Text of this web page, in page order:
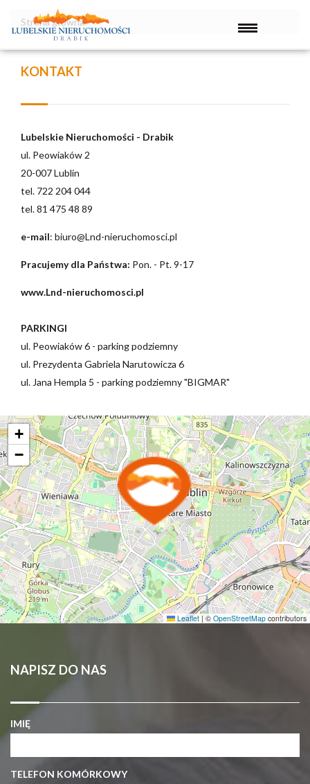
Strona główna
KONTAKT
Lubelskie Nieruchomości - Drabik
ul. Peowiaków 2
20-007 Lublin
tel. 722 204 044
tel. 81 475 48 89
e-mail: biuro@Lnd-nieruchomosci.pl
Pracujemy dla Państwa: Pon. - Pt. 9-17
www.Lnd-nieruchomosci.pl
PARKINGI
ul. Peowiaków 6 - parking podziemny
ul. Prezydenta Gabriela Narutowicza 6
ul. Jana Hempla 5 - parking podziemny "BIGMAR"
+
−
Leaflet | © OpenStreetMap contributors
NAPISZ DO NAS
IMIĘ
TELEFON KOMÓRKOWY